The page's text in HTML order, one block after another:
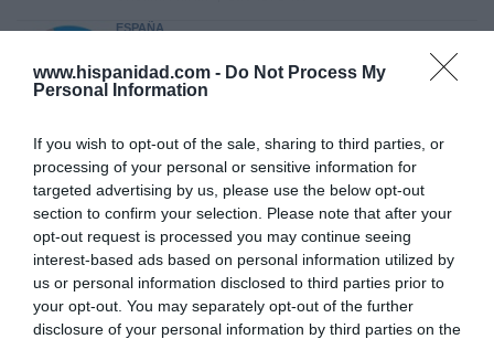
www.hispanidad.com - Do Not Process My
Personal Information
If you wish to opt-out of the sale, sharing to third parties, or
processing of your personal or sensitive information for
targeted advertising by us, please use the below opt-out
section to confirm your selection. Please note that after your
opt-out request is processed you may continue seeing
interest-based ads based on personal information utilized by
us or personal information disclosed to third parties prior to
your opt-out. You may separately opt-out of the further
disclosure of your personal information by third parties on the
ESPAÑA
Encuestas. El PSOE aguanta por encima de
los 100 escaños a pesar de la invasión de
Ceuta
Marcelo Gullo: “El trabajo de desmitificar la
historia, de poner la verdadera, de
desmontar la falsificación, es un trabajo
cristiano"
por Hispanidad